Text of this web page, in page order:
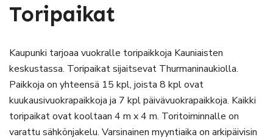
Toripaikat
Kaupunki tarjoaa vuokralle toripaikkoja Kauniaisten
keskustassa. Toripaikat sijaitsevat Thurmaninaukiolla.
Paikkoja on yhteensä 15 kpl, joista 8 kpl ovat
kuukausivuokrapaikkoja ja 7 kpl päivävuokrapaikkoja. Kaikki
toripaikat ovat kooltaan 4 m x 4 m. Toritoiminnalle on
varattu sähkönjakelu. Varsinainen myyntiaika on arkipäivisin